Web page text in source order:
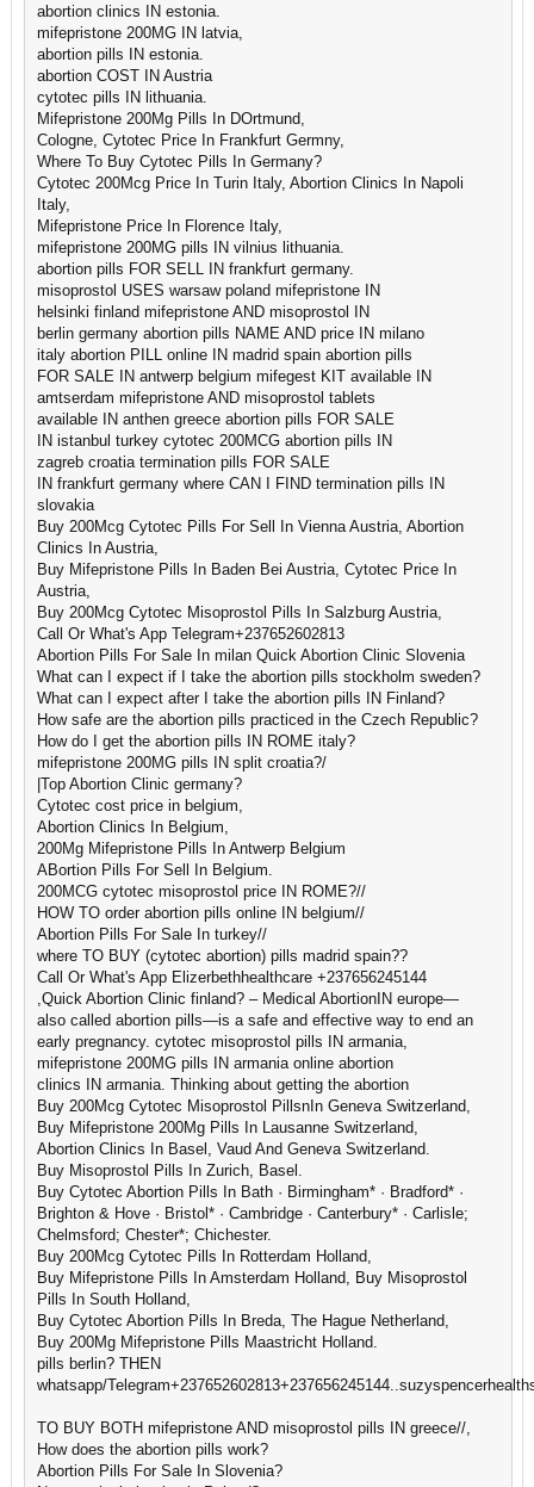
abortion clinics IN estonia.
mifepristone 200MG IN latvia,
abortion pills IN estonia.
abortion COST IN Austria
cytotec pills IN lithuania.
Mifepristone 200Mg Pills In DOrtmund,
Cologne, Cytotec Price In Frankfurt Germny,
Where To Buy Cytotec Pills In Germany?
Cytotec 200Mcg Price In Turin Italy, Abortion Clinics In Napoli
Italy,
Mifepristone Price In Florence Italy,
mifepristone 200MG pills IN vilnius lithuania.
abortion pills FOR SELL IN frankfurt germany.
misoprostol USES warsaw poland mifepristone IN
helsinki finland mifepristone AND misoprostol IN
berlin germany abortion pills NAME AND price IN milano
italy abortion PILL online IN madrid spain abortion pills
FOR SALE IN antwerp belgium mifegest KIT available IN
amtserdam mifepristone AND misoprostol tablets
available IN anthen greece abortion pills FOR SALE
IN istanbul turkey cytotec 200MCG abortion pills IN
zagreb croatia termination pills FOR SALE
IN frankfurt germany where CAN I FIND termination pills IN
slovakia
Buy 200Mcg Cytotec Pills For Sell In Vienna Austria, Abortion
Clinics In Austria,
Buy Mifepristone Pills In Baden Bei Austria, Cytotec Price In
Austria,
Buy 200Mcg Cytotec Misoprostol Pills In Salzburg Austria,
Call Or What's App Telegram+237652602813
Abortion Pills For Sale In milan Quick Abortion Clinic Slovenia
What can I expect if I take the abortion pills stockholm sweden?
What can I expect after I take the abortion pills IN Finland?
How safe are the abortion pills practiced in the Czech Republic?
How do I get the abortion pills IN ROME italy?
mifepristone 200MG pills IN split croatia?/
|Top Abortion Clinic germany?
Cytotec cost price in belgium,
Abortion Clinics In Belgium,
200Mg Mifepristone Pills In Antwerp Belgium
ABortion Pills For Sell In Belgium.
200MCG cytotec misoprostol price IN ROME?//
HOW TO order abortion pills online IN belgium//
Abortion Pills For Sale In turkey//
where TO BUY (cytotec abortion) pills madrid spain??
Call Or What's App Elizerbethhealthcare +237656245144
,Quick Abortion Clinic finland? – Medical AbortionIN europe—
also called abortion pills—is a safe and effective way to end an
early pregnancy. cytotec misoprostol pills IN armania,
mifepristone 200MG pills IN armania online abortion
clinics IN armania. Thinking about getting the abortion
Buy 200Mcg Cytotec Misoprostol PillsnIn Geneva Switzerland,
Buy Mifepristone 200Mg Pills In Lausanne Switzerland,
Abortion Clinics In Basel, Vaud And Geneva Switzerland.
Buy Misoprostol Pills In Zurich, Basel.
Buy Cytotec Abortion Pills In Bath · Birmingham* · Bradford* ·
Brighton & Hove · Bristol* · Cambridge · Canterbury* · Carlisle;
Chelmsford; Chester*; Chichester.
Buy 200Mcg Cytotec Pills In Rotterdam Holland,
Buy Mifepristone Pills In Amsterdam Holland, Buy Misoprostol
Pills In South Holland,
Buy Cytotec Abortion Pills In Breda, The Hague Netherland,
Buy 200Mg Mifepristone Pills Maastricht Holland.
pills berlin? THEN
whatsapp/
TO BUY BOTH mifepristone AND misoprostol pills IN greece//,
How does the abortion pills work?
Abortion Pills For Sale In Slovenia?